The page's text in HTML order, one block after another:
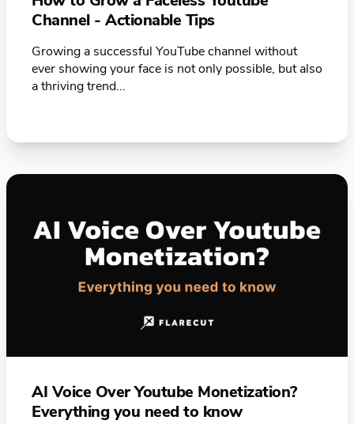
Channel - Actionable Tips
Growing a successful YouTube channel without
ever showing your face is not only possible, but also
a thriving trend...
AI Voice Over Youtube Monetization?
Everything you need to know